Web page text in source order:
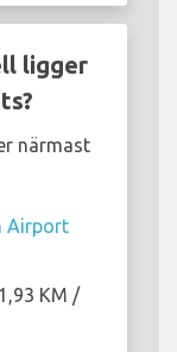
ligger
närmast
Airport
KM /